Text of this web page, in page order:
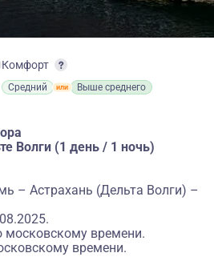
Комфорт
Средний Выше среднего
Волги (1 день / 1 ночь)
– Астрахань (Дельта Волги) –
московскому времени.
времени.